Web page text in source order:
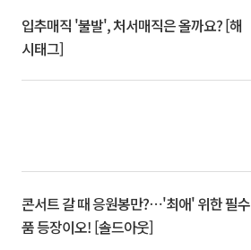
입추매직 '불발', 처서매직은 올까요? [해
시태그]
콘서트 갈 때 응원봉만?⋯'최애' 위한 필수
품 등장이오! [솔드아웃]